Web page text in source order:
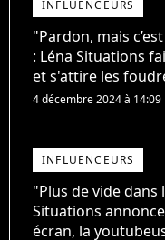
INFLUENCEURS
"Pardon, mais
: Léna Situations
et s'attire les
4 décembre 2024 à 14:09
INFLUENCEURS
"Plus de vide dans
Situations
écran, la